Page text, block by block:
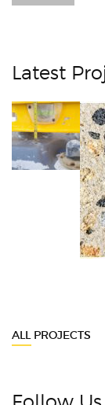
Latest
ALL PROJECTS